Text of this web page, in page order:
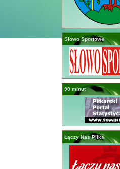
Słowo Sportowe
90 minut
Łączy Nas Piłka